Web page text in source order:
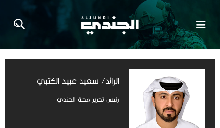
الرائد/ سعيد عبيد الكتبي
رئيس تحرير مجلة الجندي